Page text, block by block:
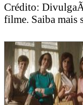
Crédito:
filme. Saiba mais